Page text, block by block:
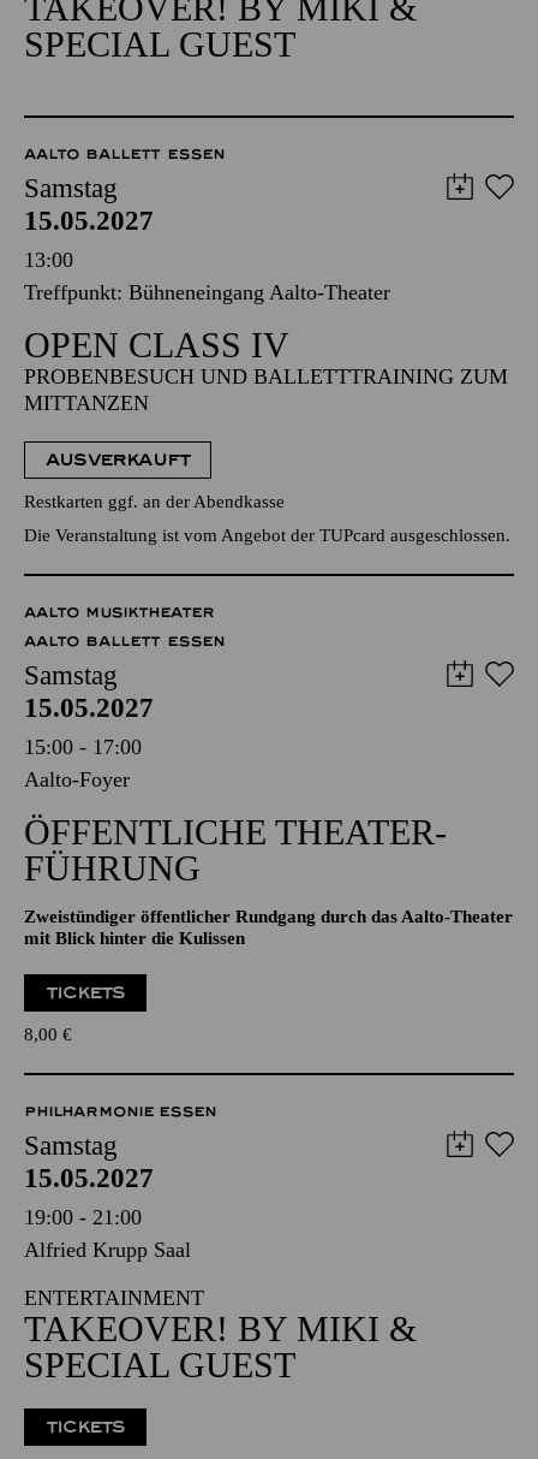
ENTERTAINMENT
SPECIAL GUEST
AALTO BALLETT ESSEN
Samstag
15.05.2027
13:00
Treffpunkt: Bühneneingang Aalto-Theater
OPEN CLASS IV
PROBENBESUCH UND BALLETTTRAINING ZUM
MITTANZEN
AUSVERKAUFT
Restkarten ggf. an der Abendkasse
Die Veranstaltung ist vom Angebot der TUPcard ausgeschlossen.
AALTO MUSIKTHEATER
AALTO BALLETT ESSEN
Samstag
15.05.2027
15:00 - 17:00
Aalto-Foyer
ÖFFENTLICHE THEATER­
FÜHRUNG
Zweistündiger öffentlicher Rundgang durch das Aalto-Theater
mit Blick hinter die Kulissen
8,00 €
PHILHARMONIE ESSEN
Samstag
15.05.2027
19:00 - 21:00
Alfried Krupp Saal
ENTERTAINMENT
TAKEOVER! BY MIKI &
SPECIAL GUEST